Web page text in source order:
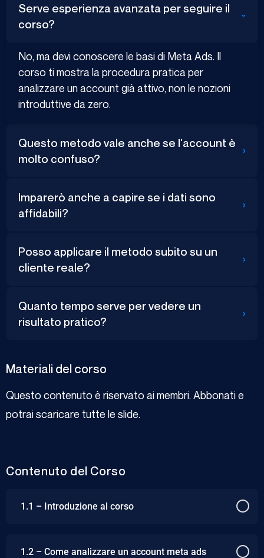
Serve esperienza avanzata per seguire il
corso?
›
No, ma devi conoscere le basi di Meta Ads. Il
corso ti mostra la procedura pratica per
analizzare un account già attivo, non le nozioni
introduttive da zero.
Questo metodo vale anche se l'account è
molto confuso?
›
Imparerò anche a capire se i dati sono
affidabili?
›
Posso applicare il metodo subito su un
cliente reale?
›
Quanto tempo serve per vedere un
risultato pratico?
›
Materiali del corso
Questo contenuto è riservato ai membri. Abbonati e
potrai scaricare tutte le slide.
Contenuto del Corso
1.1 – Introduzione al corso
1.2 – Come analizzare un account meta ads